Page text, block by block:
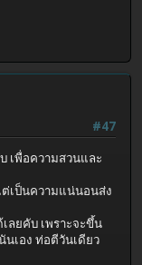
#47
เพื่อความสวนและ
เป็นความแน่นอนส่ง
ลยคับ เพราะจะขึ้น
นเอง ท่อตีวันเดียว